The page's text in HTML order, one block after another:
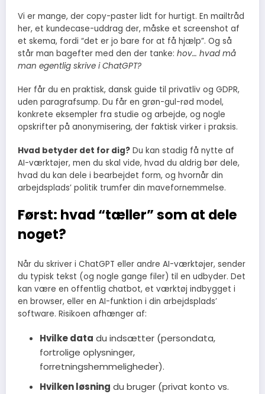
Vi er mange, der copy-paster lidt for hurtigt. En mailtråd
her, et kundecase-uddrag der, måske et screenshot af
et skema, fordi “det er jo bare for at få hjælp”. Og så
står man bagefter med den der tanke: hov… hvad må
man egentlig skrive i ChatGPT?
Her får du en praktisk, dansk guide til privatliv og GDPR,
uden paragrafsump. Du får en grøn-gul-rød model,
konkrete eksempler fra studie og arbejde, og nogle
opskrifter på anonymisering, der faktisk virker i praksis.
Hvad betyder det for dig? Du kan stadig få nytte af
AI-værktøjer, men du skal vide, hvad du aldrig bør dele,
hvad du kan dele i bearbejdet form, og hvornår din
arbejdsplads’ politik trumfer din mavefornemmelse.
Først: hvad “tæller” som at dele
noget?
Når du skriver i ChatGPT eller andre AI-værktøjer, sender
du typisk tekst (og nogle gange filer) til en udbyder. Det
kan være en offentlig chatbot, et værktøj indbygget i
en browser, eller en AI-funktion i din arbejdsplads’
software. Risikoen afhænger af:
Hvilke data du indsætter (persondata,
fortrolige oplysninger,
forretningshemmeligheder).
Hvilken løsning du bruger (privat konto vs.